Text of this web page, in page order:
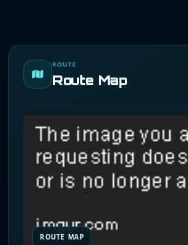
ROUTE
Route Map
ROUTE MAP